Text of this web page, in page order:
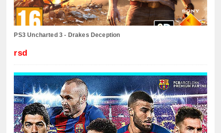
PS3 Uncharted 3 - Drakes Deception
rsd